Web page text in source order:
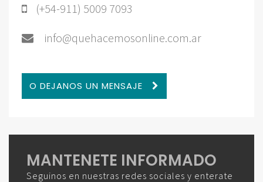
(+54-911) 5009 7093
info@quehacemosonline.com.ar
O DEJANOS UN MENSAJE
MANTENETE INFORMADO
Seguinos en nuestras redes sociales y enterate